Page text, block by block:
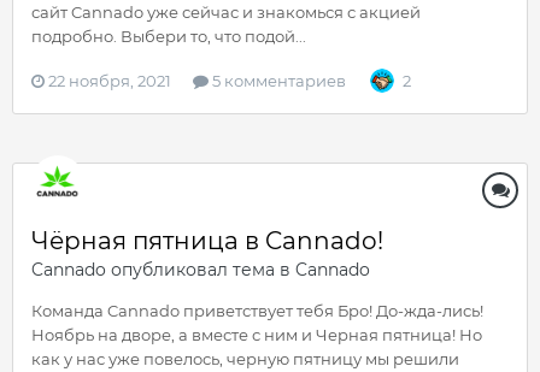
сайт Cannado уже сейчас и знакомься с акцией
подробно. Выбери то, что подой...
22 ноября, 2021 5 комментариев 2
Чёрная пятница в Cannado!
Cannado опубликовал тема в Cannado
Команда Cannado приветствует тебя Бро! До-жда-лись!
Ноябрь на дворе, а вместе с ним и Черная пятница! Но
как у нас уже повелось, черную пятницу мы решили